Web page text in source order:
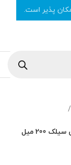
میل
پذیر است.